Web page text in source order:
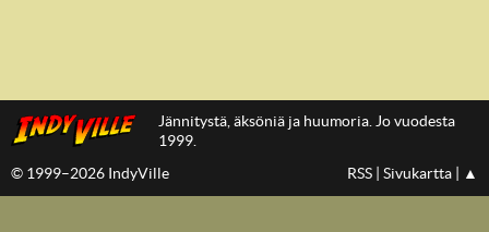
Jännitystä, äksöniä ja huumoria. Jo vuodesta
1999.
© 1999–2026 IndyVille
RSS Sivukartta ▲